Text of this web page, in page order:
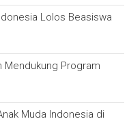
Lolos Beasiswa
Mendukung Program
Muda Indonesia di